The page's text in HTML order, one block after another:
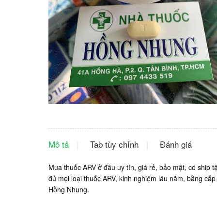
Mô tả Tab tùy chỉnh Đánh giá
Mua thuốc ARV ở đâu uy tín, giá rẻ, bảo mật, có ship
đủ mọi loại thuốc ARV, kinh nghiệm lâu năm, bằng
Hồng Nhung.